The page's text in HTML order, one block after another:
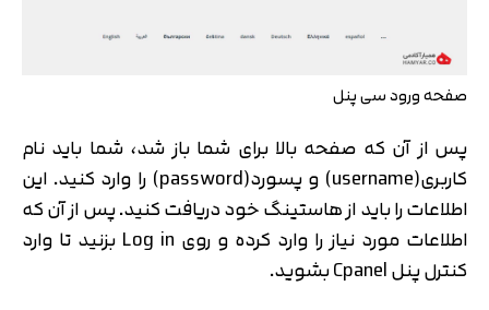
صفحه ورود سی پنل
پس از آن که صفحه بالا برای شما باز شد، شما باید نام
کاربری(username) و پسورد(password) را وارد کنید. این
اطلاعات را باید از هاستینگ خود دریافت کنید. پس از آن که
اطلاعات مورد نیاز را وارد کرده و روی Log in بزنید تا وارد
کنترل پنل Cpanel بشوید.